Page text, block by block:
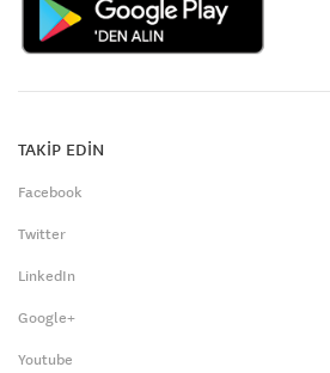
TAKİP EDİN
Facebook
Twitter
LinkedIn
Google+
Youtube